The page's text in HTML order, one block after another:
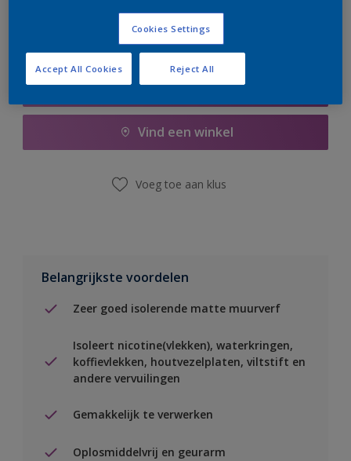
Boodschappenlijst
Vind een winkel
Voeg toe aan klus
Belangrijkste voordelen
Zeer goed isolerende matte muurverf
Isoleert nicotine(vlekken), waterkringen,
koffievlekken, houtvezelplaten, viltstift en
andere vervuilingen
Gemakkelijk te verwerken
Oplosmiddelvrij en geurarm
Cookies Settings
Reject All
Accept All Cookies